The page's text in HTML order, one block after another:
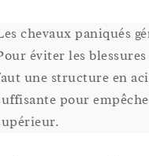
chevaux paniqués
éviter les
une structure en
pour